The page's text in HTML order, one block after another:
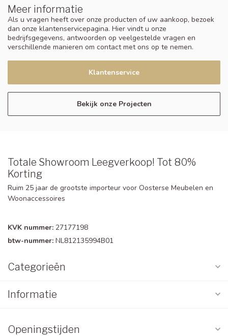
Meer informatie
Als u vragen heeft over onze producten of uw aankoop, bezoek
dan onze klantenservicepagina. Hier vindt u onze
bedrijfsgegevens, antwoorden op veelgestelde vragen en
verschillende manieren om contact met ons op te nemen.
Klantenservice
Bekijk onze Projecten
Totale Showroom Leegverkoop! Tot 80%
Korting
Ruim 25 jaar de grootste importeur voor Oosterse Meubelen en
Woonaccessoires
KVK nummer: 27177198
btw-nummer: NL812135994B01
Categorieën
Informatie
Openingstijden